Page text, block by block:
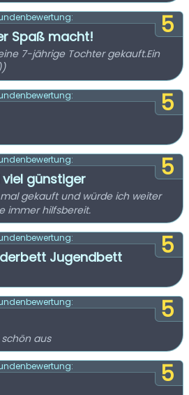
5
Spaß macht!
7-jährige Tochter gekauft.Ein
5
5
günstiger
gekauft und würde ich weiter
immer hilfsbereit.
5
Jugendbett
5
aus
5